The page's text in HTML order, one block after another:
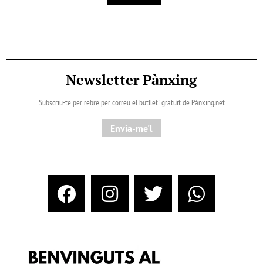
Newsletter Pànxing
Subscriu-te per rebre per correu el butlletí gratuït de Pànxing.net​
Envia-me'l